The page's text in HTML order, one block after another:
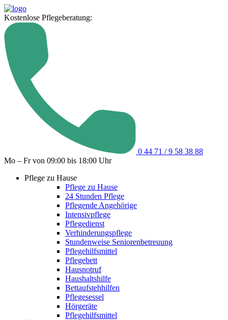
Kostenlose Pflegeberatung:
0 44 71 / 9 58 38 88
Mo – Fr von 09:00 bis 18:00 Uhr
Pflege zu Hause
Pflege zu Hause
24 Stunden Pflege
Pflegende Angehörige
Intensivpflege
Pflegedienst
Verhinderungspflege
Stundenweise Seniorenbetreuung
Pflegehilfsmittel
Pflegebett
Hausnotruf
Haushaltshilfe
Bettaufstehhilfen
Pflegesessel
Hörgeräte
Pflegehilfsmittel